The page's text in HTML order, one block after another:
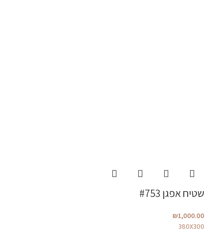
שטיח אפגן #753
₪1,000.00
380X300